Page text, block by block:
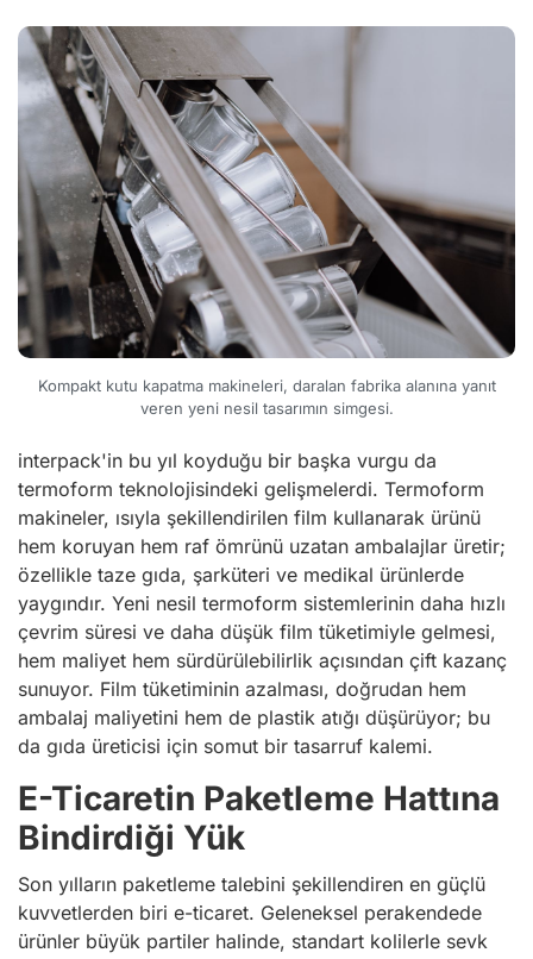
Kompakt kutu kapatma makineleri, daralan fabrika alanına yanıt
veren yeni nesil tasarımın simgesi.
interpack'in bu yıl koyduğu bir başka vurgu da
termoform teknolojisindeki gelişmelerdi. Termoform
makineler, ısıyla şekillendirilen film kullanarak ürünü
hem koruyan hem raf ömrünü uzatan ambalajlar üretir;
özellikle taze gıda, şarküteri ve medikal ürünlerde
yaygındır. Yeni nesil termoform sistemlerinin daha hızlı
çevrim süresi ve daha düşük film tüketimiyle gelmesi,
hem maliyet hem sürdürülebilirlik açısından çift kazanç
sunuyor. Film tüketiminin azalması, doğrudan hem
ambalaj maliyetini hem de plastik atığı düşürüyor; bu
da gıda üreticisi için somut bir tasarruf kalemi.
E-Ticaretin Paketleme Hattına
Bindirdiği Yük
Son yılların paketleme talebini şekillendiren en güçlü
kuvvetlerden biri e-ticaret. Geleneksel perakendede
ürünler büyük partiler halinde, standart kolilerle sevk